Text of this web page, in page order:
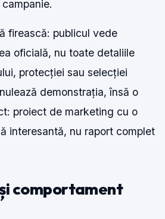
firească: publicul vede
oficială, nu toate detaliile
protecției sau selecției
demonstrația, însă o
proiect de marketing cu o
interesantă, nu raport complet
comportament